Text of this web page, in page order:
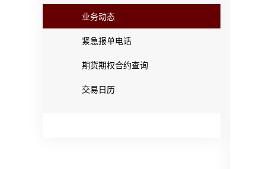
业务动态
紧急报单电话
期货期权合约查询
交易日历